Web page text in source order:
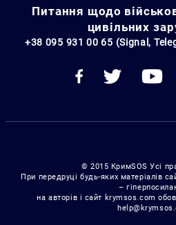
Питання щодо
цивільних
+38 095 931 00 65 (Signal,
© 2015 КримSOS Усі
При передруці будь-яких матеріалів
–
на авторів і сайт krymsos.com